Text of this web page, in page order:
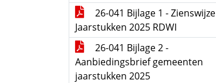
26-041 Bijlage 1 - Zienswijze
Jaarstukken 2025 RDWI
26-041 Bijlage 2 -
Aanbiedingsbrief gemeenten
jaarstukken 2025